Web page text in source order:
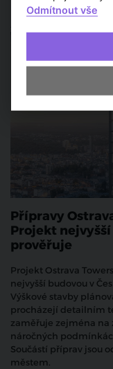
Přípravy
Projekt
prověřuje
Projekt Ostrava
nejvyšší budovou v
Výškové stavby
procházejí detailním
zaměřuje zejména na
náročných
Součástí příprav jsou
městem.
Odmítnout vše